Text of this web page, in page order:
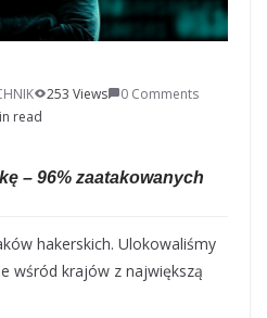
253 Views
0 Comments
read
– 96% zaatakowanych
hakerskich. Ulokowaliśmy
wśród krajów z największą